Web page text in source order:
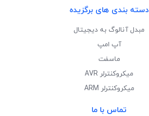
دسته بندی های برگزیده
مبدل آنالوگ به دیجیتال
آپ امپ
ماسفت
میکروکنترلر AVR
میکروکنترلر ARM
تماس با ما